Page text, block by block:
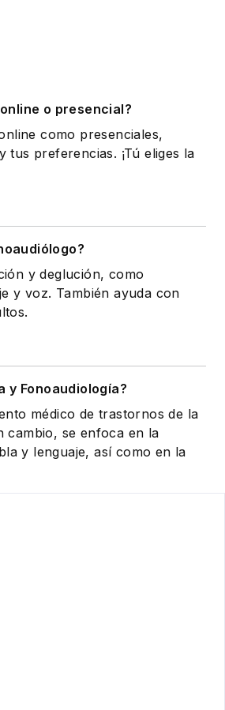
o presencial?
como presenciales,
tus preferencias. ¡Tú eliges la
y deglución, como
y voz. También ayuda con
y Fonoaudiología?
médico de trastornos de la
cambio, se enfoca en la
y lenguaje, así como en la